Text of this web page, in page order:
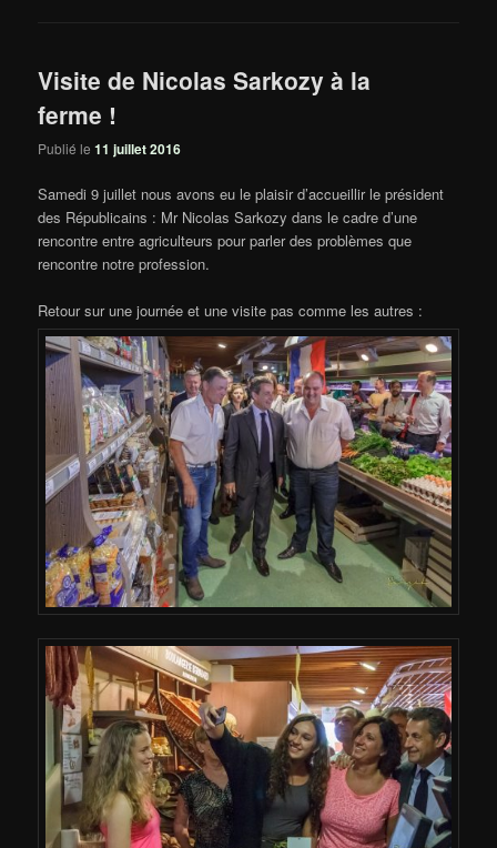
Visite de Nicolas Sarkozy à la
ferme !
Publié le11 juillet 2016
Samedi 9 juillet nous avons eu le plaisir d’accueillir le président
des Républicains : Mr Nicolas Sarkozy dans le cadre d’une
rencontre entre agriculteurs pour parler des problèmes que
rencontre notre profession.
Retour sur une journée et une visite pas comme les autres :